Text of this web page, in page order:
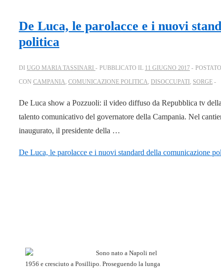
De Luca, le parolacce e i nuovi
politica
DI UGO MARIA TASSINARI PUBBLICATO IL 11 GIUGNO 2017
CON CAMPANIA, COMUNICAZIONE POLITICA, DISOCCUPATI , SORGE
De Luca show a Pozzuoli: il video diffuso da Repubblica tv
talento comunicativo del governatore della Campania. Nel
inaugurato, il presidente della …
De Luca, le parolacce e i nuovi standard della comunicazione
Sono nato a Napoli nel
1956 e cresciuto a Posillipo. Proseguendo la lunga